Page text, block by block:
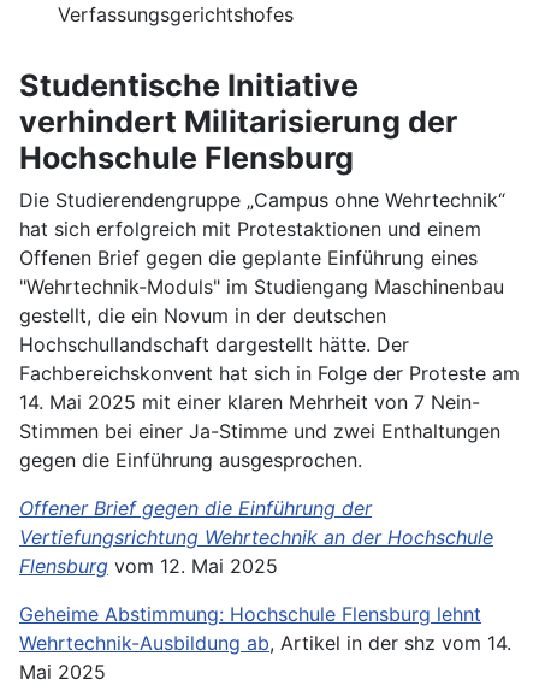
Verfassungsgerichtshofes
Studentische Initiative
verhindert Militarisierung der
Hochschule Flensburg
Die Studierendengruppe „Campus ohne Wehrtechnik“
hat sich erfolgreich mit Protestaktionen und einem
Offenen Brief gegen die geplante Einführung eines
"Wehrtechnik-Moduls" im Studiengang Maschinenbau
gestellt, die ein Novum in der deutschen
Hochschullandschaft dargestellt hätte. Der
Fachbereichskonvent hat sich in Folge der Proteste am
14. Mai 2025 mit einer klaren Mehrheit von 7 Nein-
Stimmen bei einer Ja-Stimme und zwei Enthaltungen
gegen die Einführung ausgesprochen.
Offener Brief gegen die Einführung der
Vertiefungsrichtung Wehrtechnik an der Hochschule
Flensburg vom 12. Mai 2025
Geheime Abstimmung: Hochschule Flensburg lehnt
Wehrtechnik-Ausbildung ab, Artikel in der shz vom 14.
Mai 2025